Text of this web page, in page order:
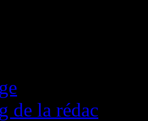
de la rédac